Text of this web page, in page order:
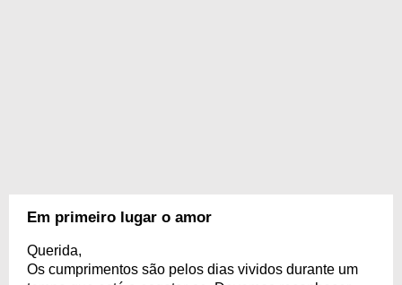
Em primeiro lugar o amor
Querida,
Os cumprimentos são pelos dias vividos durante um